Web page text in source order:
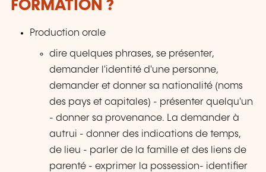
FORMATION ?
Production orale
dire quelques phrases, se présenter,
demander l'identité d'une personne,
demander et donner sa nationalité (noms
des pays et capitales) - présenter quelqu'un
- donner sa provenance. La demander à
autrui - donner des indications de temps,
de lieu - parler de la famille et des liens de
parenté - exprimer la possession- identifier